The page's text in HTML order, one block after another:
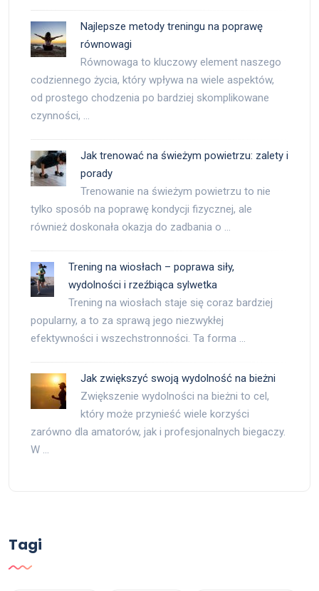
Najlepsze metody treningu na poprawę
równowagi
Równowaga to kluczowy element naszego
codziennego życia, który wpływa na wiele aspektów,
od prostego chodzenia po bardziej skomplikowane
czynności, …
Jak trenować na świeżym powietrzu: zalety i
porady
Trenowanie na świeżym powietrzu to nie
tylko sposób na poprawę kondycji fizycznej, ale
również doskonała okazja do zadbania o …
Trening na wiosłach – poprawa siły,
wydolności i rzeźbiąca sylwetka
Trening na wiosłach staje się coraz bardziej
popularny, a to za sprawą jego niezwykłej
efektywności i wszechstronności. Ta forma …
Jak zwiększyć swoją wydolność na bieżni
Zwiększenie wydolności na bieżni to cel,
który może przynieść wiele korzyści
zarówno dla amatorów, jak i profesjonalnych biegaczy.
W …
Tagi